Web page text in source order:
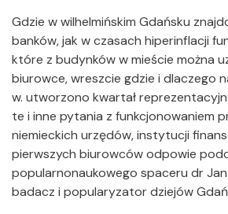
Gdzie w wilhelmińskim Gdańsku
banków, jak w czasach hiperinflacji
które z budynków w mieście można
biurowce, wreszcie gdzie i dlaczego
w. utworzono kwartał
te i inne pytania z funkcjonowaniem
niemieckich urzędów, instytucji
pierwszych biurowców odpowie
popularnonaukowego spaceru dr
badacz i popularyzator dziejów